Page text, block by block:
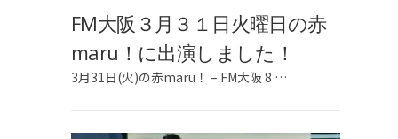
FM大阪３月３１日火曜日の赤
maru！に出演しました！
3月31日(火)の赤maru！ – FM大阪 8 …